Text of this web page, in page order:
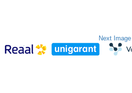
Next Image